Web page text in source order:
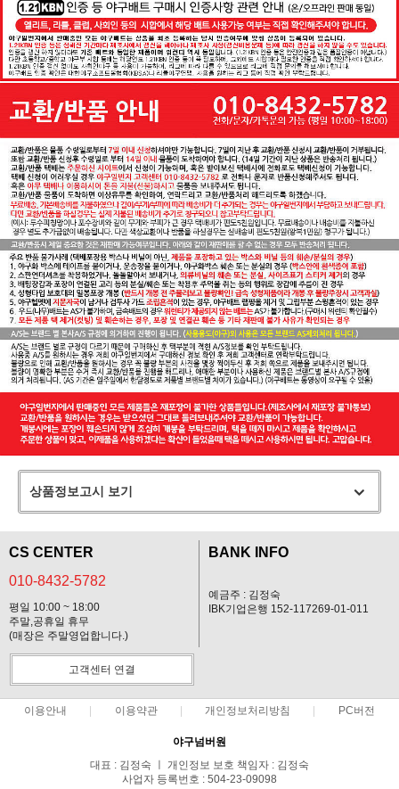
상품정보고시 보기
CS CENTER
010-8432-5782
평일 10:00 ~ 18:00
주말,공휴일 휴무
(매장은 주말영업합니다.)
BANK INFO
예금주 : 김정숙
IBK기업은행 152-117269-01-011
고객센터 연결
이용안내 이용약관 개인정보처리방침 PC버전
야구넘버원
대표 : 김정숙 ㅣ 개인정보 보호 책임자 : 김정숙
사업자 등록번호 : 504-23-09098